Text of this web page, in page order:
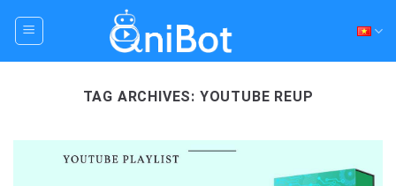
TAG ARCHIVES: YOUTUBE REUP